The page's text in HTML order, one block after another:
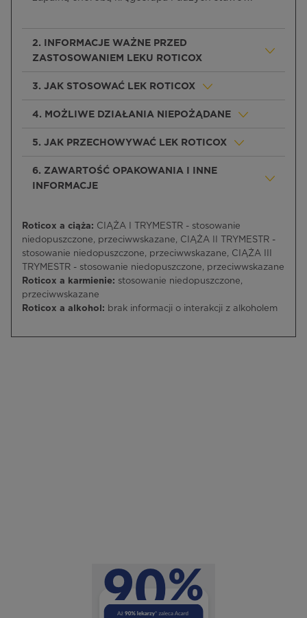
2. INFORMACJE WAŻNE PRZED
ZASTOSOWANIEM LEKU ROTICOX
3. JAK STOSOWAĆ LEK ROTICOX
4. MOŻLIWE DZIAŁANIA NIEPOŻĄDANE
5. JAK PRZECHOWYWAĆ LEK ROTICOX
6. ZAWARTOŚĆ OPAKOWANIA I INNE
INFORMACJE
Roticox a ciąża: CIĄŻA I TRYMESTR - stosowanie
niedopuszczone, przeciwwskazane, CIĄŻA II TRYMESTR -
stosowanie niedopuszczone, przeciwwskazane, CIĄŻA III
TRYMESTR - stosowanie niedopuszczone, przeciwwskazane
Roticox a karmienie: stosowanie niedopuszczone,
przeciwwskazane
Roticox a alkohol: brak informacji o interakcji z alkoholem